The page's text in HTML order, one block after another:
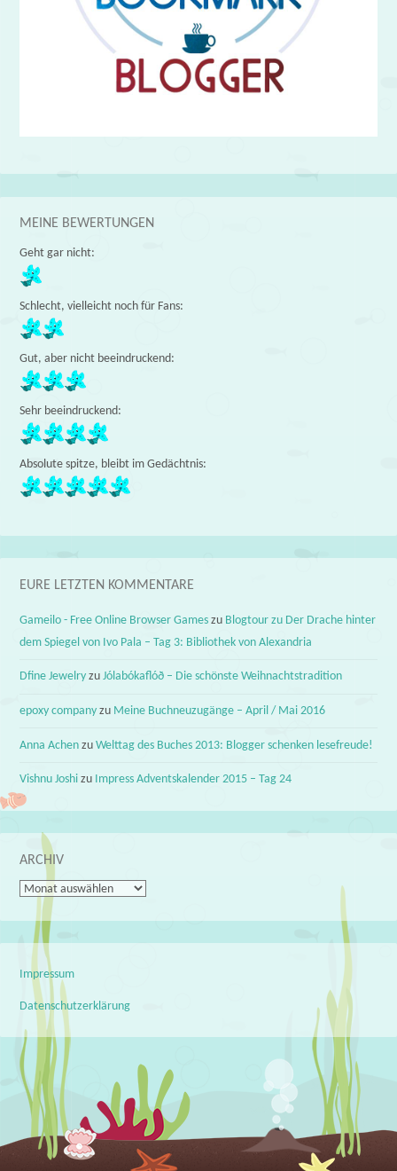
MEINE BEWERTUNGEN
Geht gar nicht:
Schlecht, vielleicht noch für Fans:
Gut, aber nicht beeindruckend:
Sehr beeindruckend:
Absolute spitze, bleibt im Gedächtnis:
EURE LETZTEN KOMMENTARE
Gameilo - Free Online Browser Games zu Blogtour zu Der Drache hinter
dem Spiegel von Ivo Pala – Tag 3: Bibliothek von Alexandria
Dfine Jewelry zuJólabókaflóð – Die schönste Weihnachtstradition
epoxy company zu Meine Buchneuzugänge – April / Mai 2016
Anna Achen zuWelttag des Buches 2013: Blogger schenken lesefreude!
Vishnu Joshi zu Impress Adventskalender 2015 – Tag 24
ARCHIV
Archiv
Impressum
Datenschutzerklärung